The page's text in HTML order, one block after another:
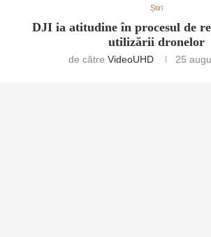
Știri
DJI ia atitudine în procesul de
utilizării dronelor
de către VideoUHD 25